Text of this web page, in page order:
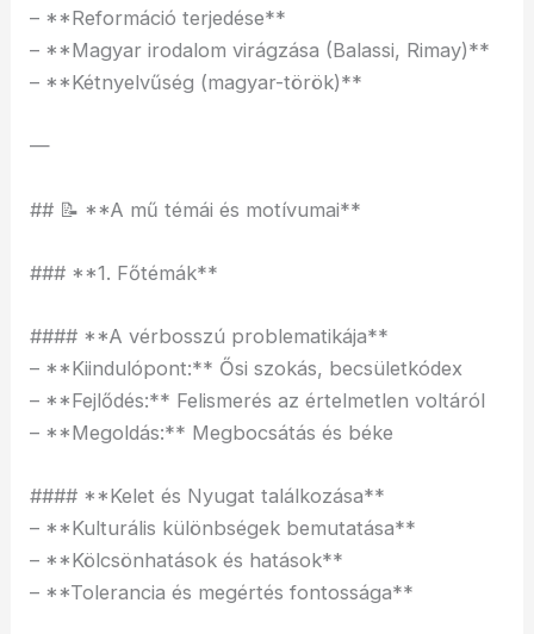
– **Reformáció terjedése**
– **Magyar irodalom virágzása (Balassi, Rimay)**
– **Kétnyelvűség (magyar-török)**
—
## 📝 **A mű témái és motívumai**
### **1. Főtémák**
#### **A vérbosszú problematikája**
– **Kiindulópont:** Ősi szokás, becsületkódex
– **Fejlődés:** Felismerés az értelmetlen voltáról
– **Megoldás:** Megbocsátás és béke
#### **Kelet és Nyugat találkozása**
– **Kulturális különbségek bemutatása**
– **Kölcsönhatások és hatások**
– **Tolerancia és megértés fontossága**